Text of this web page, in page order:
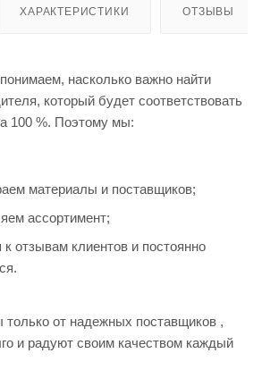
ХАРАКТЕРИСТИКИ ОТЗЫВЫ
насколько важно найти
который будет соответствовать
100 %. Поэтому мы:
материалы и поставщиков;
ассортимент;
отзывам клиентов и постоянно
только от надежных поставщиков ,
и радуют своим качеством каждый